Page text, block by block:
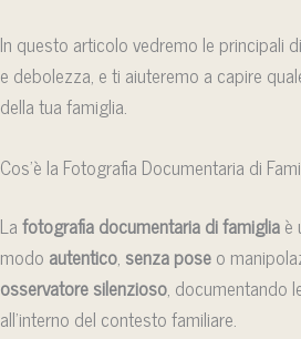
In questo articolo vedremo le principali
e debolezza, e ti aiuteremo a capire
della tua famiglia.
Cos’è la Fotografia Documentaria di
Lafotografia documentaria di famigliaè
modo autentico, senza poseo
osservatore silenzioso, documentando
all’interno del contesto familiare.